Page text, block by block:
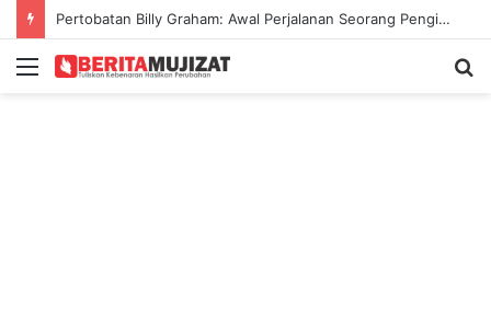
Pertobatan Billy Graham: Awal Perjalanan Seorang Penginjil Dunia
Menu